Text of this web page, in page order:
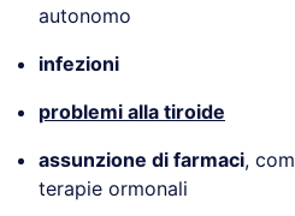
autonomo
infezioni
problemi alla tiroide
assunzione di farmaci,
terapie ormonali